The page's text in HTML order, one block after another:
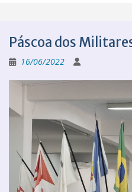
Páscoa dos
16/06/2022